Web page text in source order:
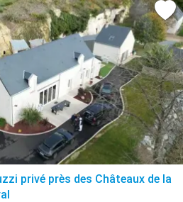
privé près des Châteaux de la